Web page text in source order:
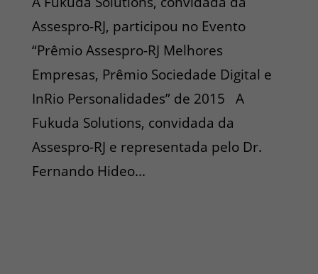
Assespro-RJ, participou no Evento
“Prêmio Assespro-RJ Melhores
Empresas, Prêmio Sociedade Digital e
InRio Personalidades” de 2015 A
Fukuda Solutions, convidada da
Assespro-RJ e representada pelo Dr.
Fernando Hideo...